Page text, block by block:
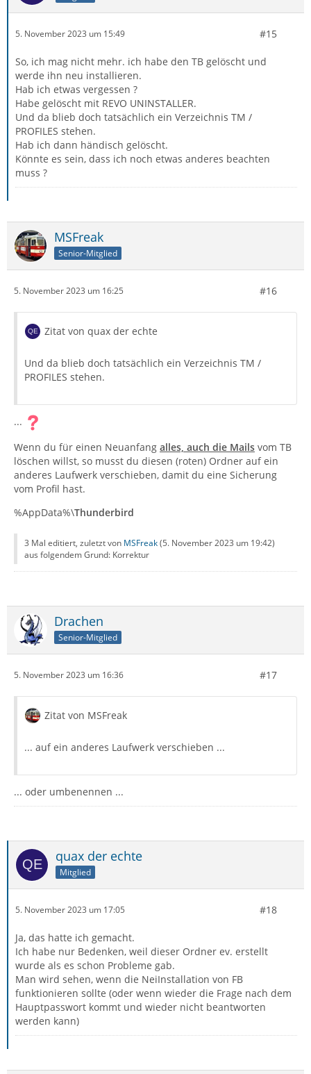
5. November 2023 um 15:49 #15
So, ich mag nicht mehr. ich habe den TB gelöscht und
werde ihn neu installieren.
Hab ich etwas vergessen ?
Habe gelöscht mit REVO UNINSTALLER.
Und da blieb doch tatsächlich ein Verzeichnis TM /
PROFILES stehen.
Hab ich dann händisch gelöscht.
Könnte es sein, dass ich noch etwas anderes beachten
muss ?
MSFreak
Senior-Mitglied
5. November 2023 um 16:25 #16
Zitat von quax der echte
Und da blieb doch tatsächlich ein Verzeichnis TM /
PROFILES stehen.
...
Wenn du für einen Neuanfang alles, auch die Mails vom TB
löschen willst, so musst du diesen (roten) Ordner auf ein
anderes Laufwerk verschieben, damit du eine Sicherung
vom Profil hast.
%AppData%\Thunderbird
3 Mal editiert, zuletzt von MSFreak(5. November 2023 um 19:42)
aus folgendem Grund: Korrektur
Drachen
Senior-Mitglied
5. November 2023 um 16:36 #17
Zitat von MSFreak
... auf ein anderes Laufwerk verschieben ...
... oder umbenennen ...
quax der echte
Mitglied
5. November 2023 um 17:05 #18
Ja, das hatte ich gemacht.
Ich habe nur Bedenken, weil dieser Ordner ev. erstellt
wurde als es schon Probleme gab.
Man wird sehen, wenn die NeiInstallation von FB
funktionieren sollte (oder wenn wieder die Frage nach dem
Hauptpasswort kommt und wieder nicht beantworten
werden kann)